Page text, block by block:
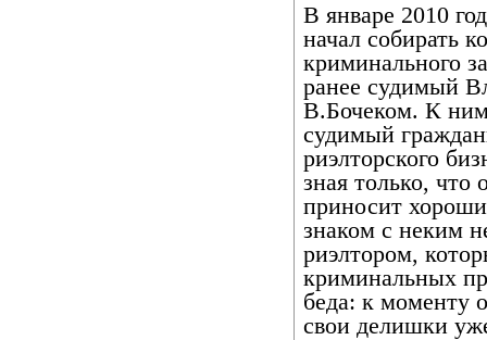
В январе 2010
начал собирать
криминального
ранее судимый
В.Бочеком. К
судимый
риэлторского
зная только, что
приносит
знаком с неким
риэлтором,
криминальных
беда: к моменту
свои делишки